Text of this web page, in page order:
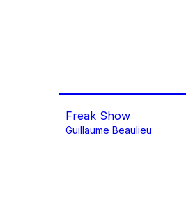
Freak Show
Guillaume Beaulieu